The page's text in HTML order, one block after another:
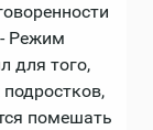
Режим
для того,
помешать